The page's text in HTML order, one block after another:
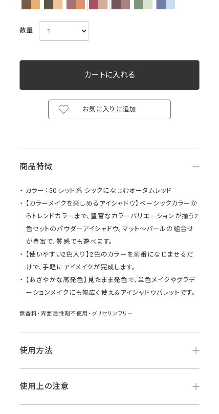
数量
お気に入りに追加
商品特徴
カラー：50 レッド系 シックになじむオータムレッド
【カラーメイクを楽しめるアイシャドウ】ベーシックカラーか
らトレンドカラーまで、豊富なカラーバリエーションが揃う2
色セットのパウダーアイシャドウ。マット～パールの組合せ
が豊富で、質感でも遊べます。
【使いやすい2色入り】2色のカラーを順番になじませるだ
けで、手軽にアイメイクが完成します。
【あざやかな高発色】見たまま発色で、単色メイクやグラデ
ーションメイクにも幅広く使えるアイシャドウパレットです。
無香料・界面活性剤不使用・グリセリンフリー
使用方法
使用上の注意